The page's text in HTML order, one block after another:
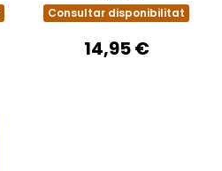
Consultar disponibilitat
14,95 €